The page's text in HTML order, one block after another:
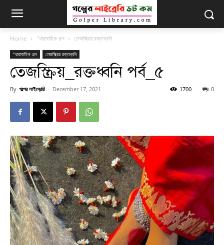
Home "ধারাবাহিক গল্প তেজস্ক্রিয় রক্তধ্বনি
"ধারাবাহিক গল্প তেজস্ক্রিয় রক্তধ্বনি
তেজস্ক্রিয়_রক্তধ্বনি পর্ব_৫
By গল্পের লাইব্রেরি - December 17, 2021 0
1700